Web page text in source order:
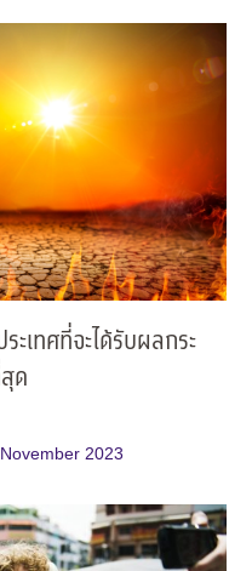
เทศที่จะได้รับผลกระ
ด
2023